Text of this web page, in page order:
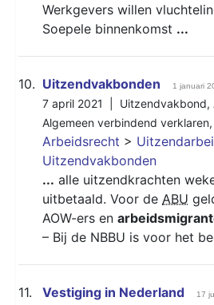
Werkgevers willen
Soepele binnenkomst ...
10. Uitzendvakbonden 1 januari
7 april 2021 | Uitzendvakbond,
Algemeen verbindend verklaren,
Arbeidsrecht >
Uitzendvakbonden
... alle uitzendkrachten
uitbetaald. Voor de ABU
AOW-ers en
– Bij de NBBU is voor het
11. Vestiging in Nederland 17